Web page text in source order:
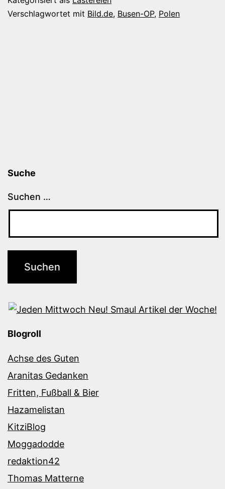
ja
Verschlagwortet mit Bild.de, Busen-OP, Polen
Suche
Suchen …
Blogroll
Achse des Guten
Aranitas Gedanken
Fritten, Fußball & Bier
Hazamelistan
KitziBlog
Moggadodde
redaktion42
Thomas Matterne